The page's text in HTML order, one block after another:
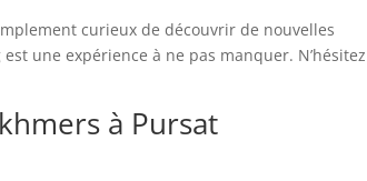
curieux de découvrir de nouvelles
une expérience à ne pas manquer. N’hésitez
à Pursat